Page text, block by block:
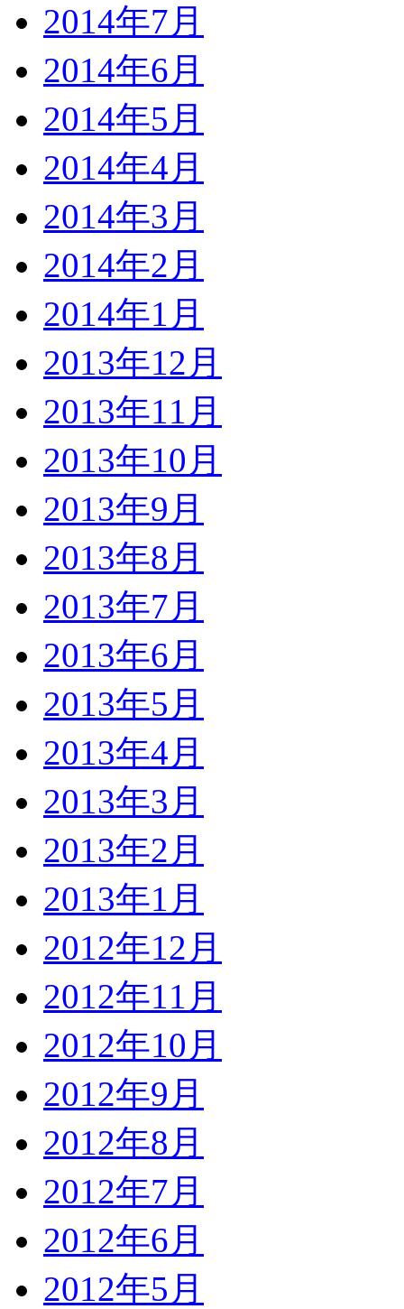
2014年7月
2014年6月
2014年5月
2014年4月
2014年3月
2014年2月
2014年1月
2013年12月
2013年11月
2013年10月
2013年9月
2013年8月
2013年7月
2013年6月
2013年5月
2013年4月
2013年3月
2013年2月
2013年1月
2012年12月
2012年11月
2012年10月
2012年9月
2012年8月
2012年7月
2012年6月
2012年5月